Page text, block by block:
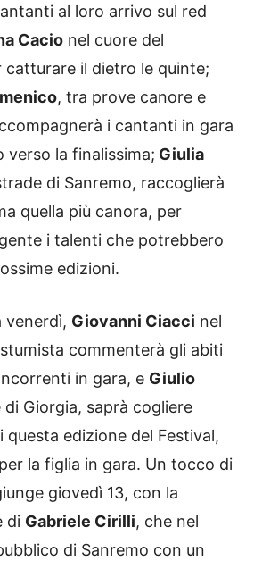
al loro arrivo sul red
Cacio nel cuore del
catturare il dietro le quinte;
, tra prove canore e
i cantanti in gara
verso la finalissima; Giulia
di Sanremo, raccoglierà
quella più canora, per
i talenti che potrebbero
edizioni.
venerdì, Giovanni Ciacci nel
commenterà gli abiti
in gara, e Giulio
di Giorgia, saprà cogliere
questa edizione del Festival,
la figlia in gara. Un tocco di
giovedì 13, con la
di Gabriele Cirilli, che nel
di Sanremo con un